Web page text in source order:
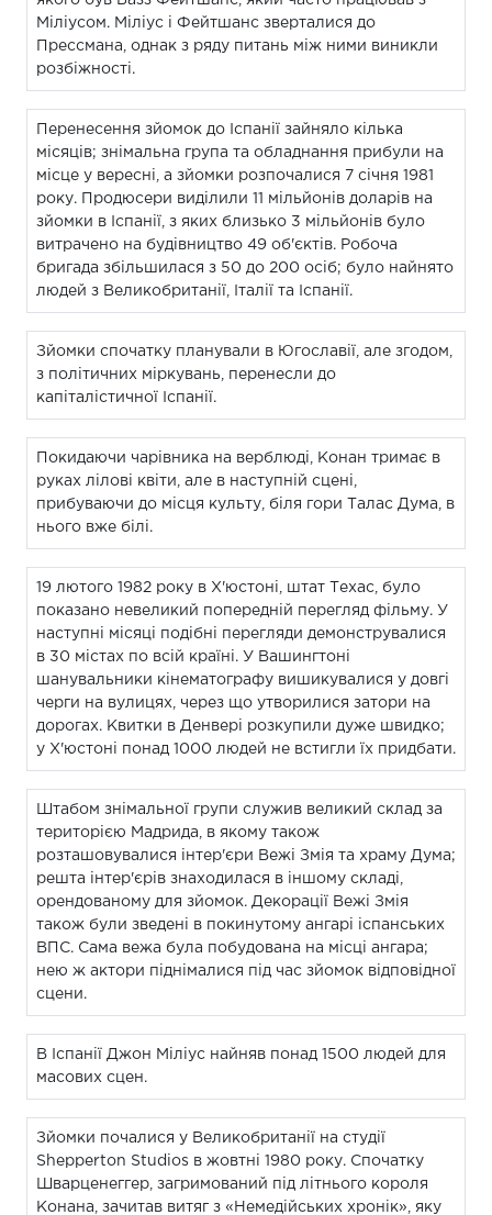
Міліусом. Міліус і Фейтшанс зверталися до
Прессмана, однак з ряду питань між ними виникли
розбіжності.
Перенесення зйомок до Іспанії зайняло кілька
місяців; знімальна група та обладнання прибули на
місце у вересні, а зйомки розпочалися 7 січня 1981
року. Продюсери виділили 11 мільйонів доларів на
зйомки в Іспанії, з яких близько 3 мільйонів було
витрачено на будівництво 49 об'єктів. Робоча
бригада збільшилася з 50 до 200 осіб; було найнято
людей з Великобританії, Італії та Іспанії.
Зйомки спочатку планували в Югославії, але згодом,
з політичних міркувань, перенесли до
капіталістичної Іспанії.
Покидаючи чарівника на верблюді, Конан тримає в
руках лілові квіти, але в наступній сцені,
прибуваючи до місця культу, біля гори Талас Дума, в
нього вже білі.
19 лютого 1982 року в Х'юстоні, штат Техас, було
показано невеликий попередній перегляд фільму. У
наступні місяці подібні перегляди демонструвалися
в 30 містах по всій країні. У Вашингтоні
шанувальники кінематографу вишикувалися у довгі
черги на вулицях, через що утворилися затори на
дорогах. Квитки в Денвері розкупили дуже швидко;
у Х'юстоні понад 1000 людей не встигли їх придбати.
Штабом знімальної групи служив великий склад за
територією Мадрида, в якому також
розташовувалися інтер'єри Вежі Змія та храму Дума;
решта інтер'єрів знаходилася в іншому складі,
орендованому для зйомок. Декорації Вежі Змія
також були зведені в покинутому ангарі іспанських
ВПС. Сама вежа була побудована на місці ангара;
нею ж актори піднімалися під час зйомок відповідної
сцени.
В Іспанії Джон Міліус найняв понад 1500 людей для
масових сцен.
Зйомки почалися у Великобританії на студії
Shepperton Studios в жовтні 1980 року. Спочатку
Шварценеггер, загримований під літнього короля
Конана, зачитав витяг з «Немедійських хронік», яку